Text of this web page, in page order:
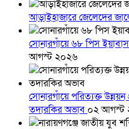
আড়াইহাজারে জেলেদের
সোনারগাঁয়ে ৬৮ পিস
আগস্ট ২০২৬
সোনারগাঁয়ে পরিত্যক্ত
তদারকির অভাব ০২ আগস্ট